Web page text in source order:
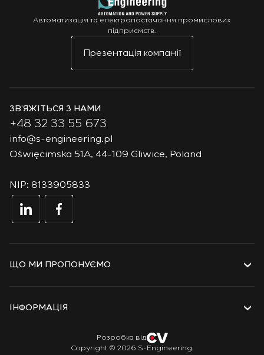
Автоматизація та електропостачання промислових
підприємств.
Презентація компанії
ЗВ’ЯЖІТЬСЯ З НАМИ
+48 32 33 55 673
info@s-engineering.pl
Oświęcimska 51A, 44-109 Gliwice, Poland
NIP: 8133905833
ЩО МИ ПРОПОНУЄМО
Рішення
ІНФОРМАЦІЯ
Copyright © 2026 S-Engineering.
Розробка від